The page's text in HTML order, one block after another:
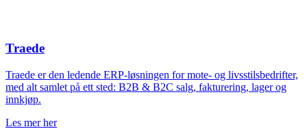
Traede
Traede er den ledende ERP-løsningen for mote- og livsstilsbedrifter,
med alt samlet på ett sted: B2B & B2C salg, fakturering, lager og
innkjøp.
Les mer her